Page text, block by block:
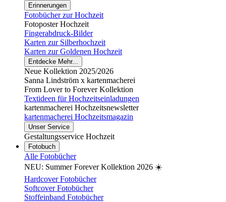
Erinnerungen
Fotobücher zur Hochzeit
Fotoposter Hochzeit
Fingerabdruck-Bilder
Karten zur Silberhochzeit
Karten zur Goldenen Hochzeit
Entdecke Mehr...
Neue Kollektion 2025/2026
Sanna Lindström x kartenmacherei
From Lover to Forever Kollektion
Textideen für Hochzeitseinladungen
kartenmacherei Hochzeitsnewsletter
kartenmacherei Hochzeitsmagazin
Unser Service
Gestaltungsservice Hochzeit
Fotobuch
Alle Fotobücher
NEU: Summer Forever Kollektion 2026 ☀️
Hardcover Fotobücher
Softcover Fotobücher
Stoffeinband Fotobücher